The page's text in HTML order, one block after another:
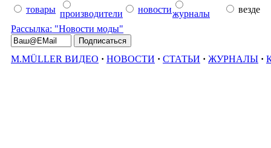
товары производители новостижурналы
везде
Рассылка: "Новости моды"
M.MÜLLER ВИДЕО · НОВОСТИ · СТАТЬИ · ЖУРНАЛЫ ·